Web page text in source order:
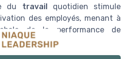
du travailquotidien stimule
des employés, menant à
de la performance de